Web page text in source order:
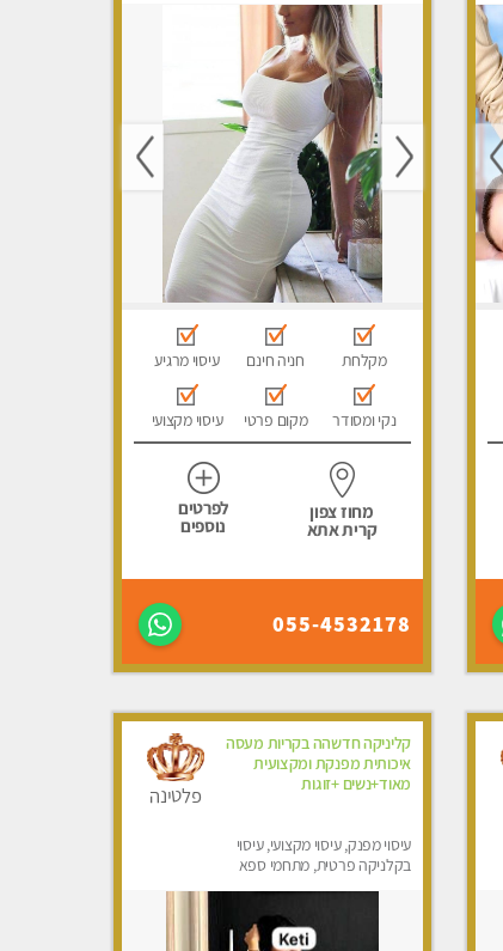
מקלחת חניה חינם עיסוי מרגיע
נקי ומסודר מקום פרטי עיסוי מקצועי
מחוז צפון
קרית אתא
לפרטים
נוספים
055-4532178
קליניקה חדשהה בקריות מעסה
איכותית מפנקת ומקצועית
מאוד+נשים +זוגות
עיסוי מפנק, עיסוי מקצועי, עיסוי
בקלניקה פרטית, מתחמי ספא
פלטינה